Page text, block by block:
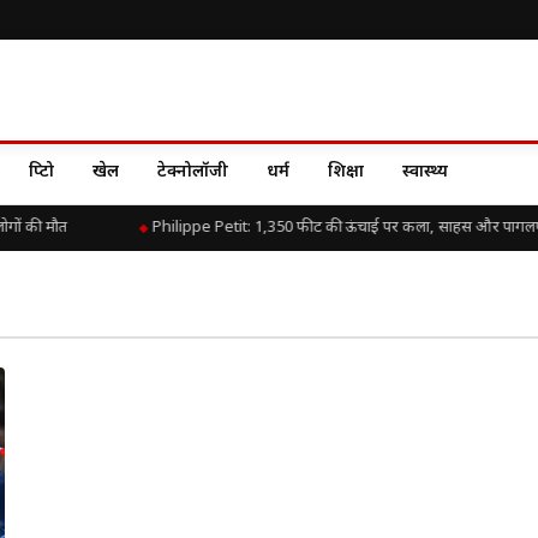
क्रिप्टो खेल टेक्नोलॉजी धर्म शिक्षा स्वास्थ्य
की मौत Philippe Petit: 1,350 फीट की ऊंचाई पर कला, साहस और